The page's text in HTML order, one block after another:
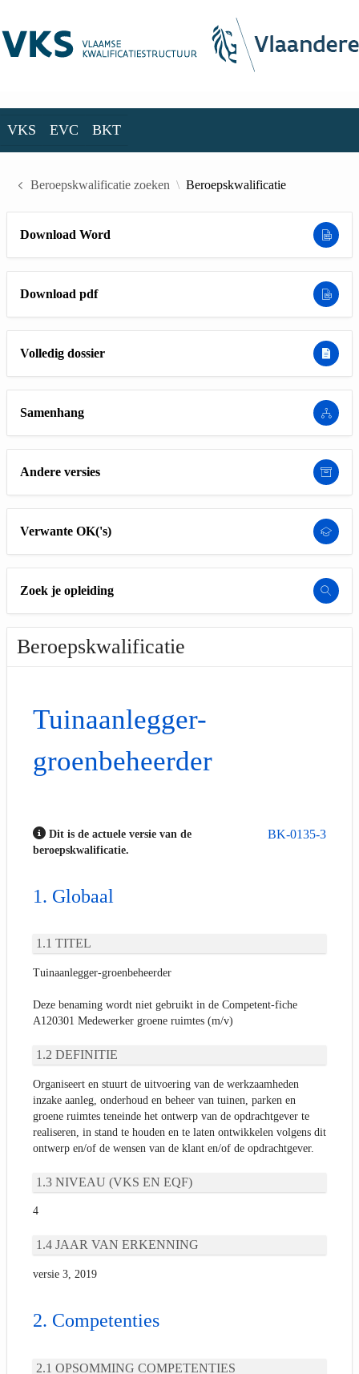
VKS EVC BKT
Beroepskwalificatie zoeken Beroepskwalificatie
Download Word
Download pdf
Volledig dossier
Samenhang
Andere versies
Verwante OK('s)
Zoek je opleiding
Beroepskwalificatie
Tuinaanlegger-
groenbeheerder
BK-0135-3
Dit is de actuele versie van de
beroepskwalificatie.
Globaal
TITEL
Tuinaanlegger-groenbeheerder
Deze benaming wordt niet gebruikt in de Competent-fiche
A120301 Medewerker groene ruimtes (m/v)
DEFINITIE
Organiseert en stuurt de uitvoering van de werkzaamheden
inzake aanleg, onderhoud en beheer van tuinen, parken en
groene ruimtes teneinde het ontwerp van de opdrachtgever te
realiseren, in stand te houden en te laten ontwikkelen volgens dit
ontwerp en/of de wensen van de klant en/of de opdrachtgever.
NIVEAU (VKS EN EQF)
4
JAAR VAN ERKENNING
versie 3, 2019
Competenties
OPSOMMING COMPETENTIES